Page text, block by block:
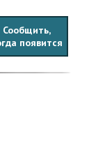
Сообщить,
появится